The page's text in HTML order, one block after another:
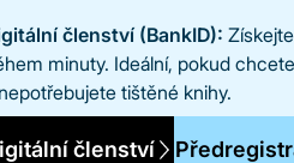
členství (BankID):
minuty. Ideální, pokud
tištěné knihy.
členství